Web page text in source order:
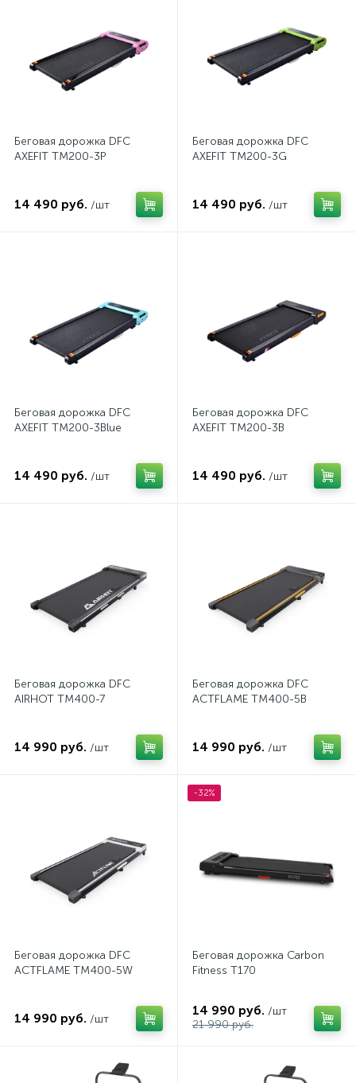
Беговая дорожка DFC
AXEFIT TM200-3P
14 490 руб. /шт
Беговая дорожка DFC
AXEFIT TM200-3G
14 490 руб. /шт
Беговая дорожка DFC
AXEFIT TM200-3Blue
14 490 руб. /шт
Беговая дорожка DFC
AXEFIT TM200-3B
14 490 руб. /шт
Беговая дорожка DFC
AIRHOT TM400-7
14 990 руб. /шт
Беговая дорожка DFC
ACTFLAME TM400-5B
14 990 руб. /шт
Беговая дорожка DFC
ACTFLAME TM400-5W
14 990 руб. /шт
-32%
Беговая дорожка Carbon
Fitness T170
14 990 руб. /шт
21 990 руб.